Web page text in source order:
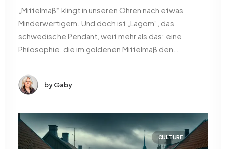
„Mittelmaß“ klingt in unseren Ohren nach etwas
Minderwertigem. Und doch ist „Lagom“, das
schwedische Pendant, weit mehr als das: eine
Philosophie, die im goldenen Mittelmaß den…
by Gaby
CULTURE